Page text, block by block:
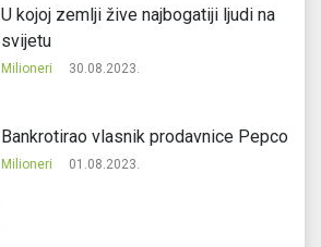
U kojoj zemlji žive najbogatiji ljudi na
svijetu
Milioneri 30.08.2023.
Bankrotirao vlasnik prodavnice Pepco
Milioneri 01.08.2023.